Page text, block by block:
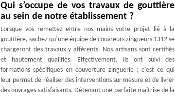
Qui s’occupe de vos travaux de gouttière
au sein de notre établissement ?
Lorsque vos remettez entre nos mains votre projet lié à la
gouttière, sachez qu’une équipe de couvreurs zingueurs 1312 se
chargeront des travaux y afférents. Nos artisans sont certifiés
et hautement qualifiés. Effectivement, ils ont suivi des
formations spécifiques en couverture zinguerie ; c’est ce qui
leur permet de réaliser des interventions sur mesure et de livrer
des ouvrages satisfaisants. Détenant une parfaite maîtrise de la